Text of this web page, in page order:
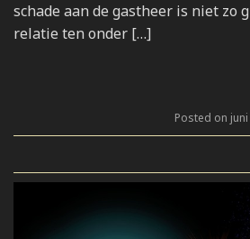
schade aan de gastheer is niet zo
relatie ten onder […]
Posted on